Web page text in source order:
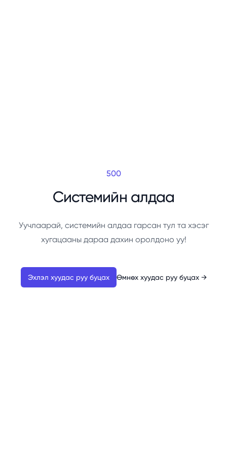
500
Системийн алдаа
Уучлаарай, системийн алдаа гарсан тул та хэсэг
хугацааны дараа дахин оролдоно уу!
Эхлэл хуудас руу буцах Өмнөх хуудас руу буцах →